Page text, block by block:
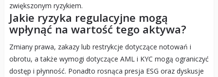
zwiększonym ryzykiem.
Jakie ryzyka regulacyjne mogą
wpłynąć na wartość tego aktywa?
Zmiany prawa, zakazy lub restrykcje dotyczące notowań i
obrotu, a także wymogi dotyczące AML i KYC mogą ograniczyć
dostęp i płynność. Ponadto rosnąca presja ESG oraz dyskusje